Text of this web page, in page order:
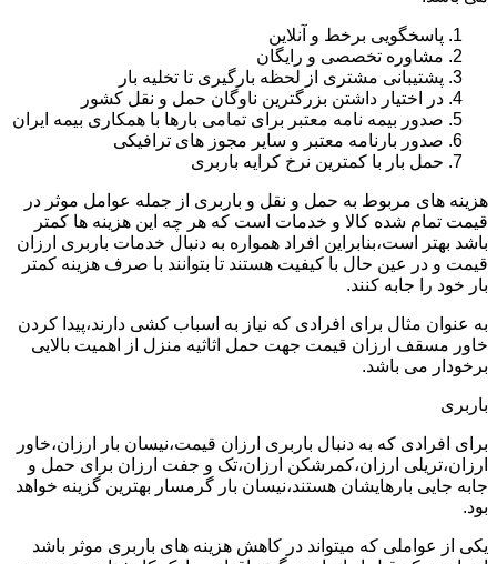
پاسخگویی برخط و آنلاین
مشاوره تخصصی و رایگان
پشتیبانی مشتری از لحظه بارگیری تا تخلیه بار
در اختیار داشتن بزرگترین ناوگان حمل و نقل کشور
صدور بیمه نامه معتبر برای تمامی بارها با همکاری بیمه ایران
صدور بارنامه معتبر و سایر مجوز های ترافیکی
حمل بار با کمترین نرخ کرایه باربری
هزینه های مربوط به حمل و نقل و باربری از جمله عوامل موثر در
قیمت تمام شده کالا و خدمات است که هر چه این هزینه ها کمتر
باشد بهتر است،بنابراین افراد همواره به دنبال خدمات باربری ارزان
قیمت و در عین حال با کیفیت هستند تا بتوانند با صرف هزینه کمتر
بار خود را جابه کنند.
به عنوان مثال برای افرادی که نیاز به اسباب کشی دارند،پیدا کردن
خاور مسقف ارزان قیمت جهت حمل اثاثیه منزل از اهمیت بالایی
برخودار می باشد.
باربری
برای افرادی که به دنبال باربری ارزان قیمت،نیسان بار ارزان،خاور
ارزان،تریلی ارزان،کمرشکن ارزان،تک و جفت ارزان برای حمل و
جابه جایی بارهایشان هستند،نیسان بار گرمسار بهترین گزینه خواهد
بود.
یکی از عواملی که میتواند در کاهش هزینه های باربری موثر باشد